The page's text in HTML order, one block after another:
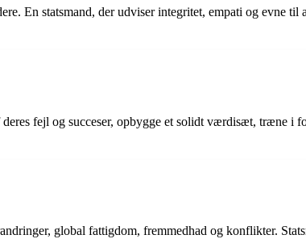
En statsmand, der udviser integritet, empati og evne til
fejl og succeser, opbygge et solidt værdisæt, træne i
global fattigdom, fremmedhad og konflikter.